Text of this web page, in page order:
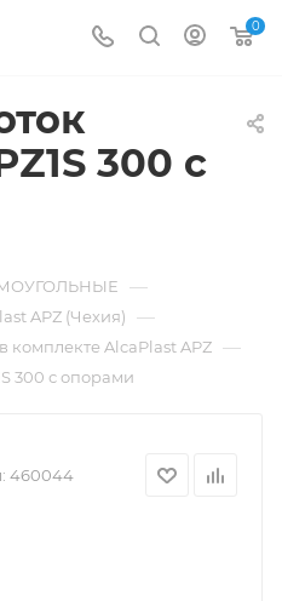
0
300 с
—
APZ (Чехия) —
комплекте AlcaPlast APZ —
300 с опорами
460044